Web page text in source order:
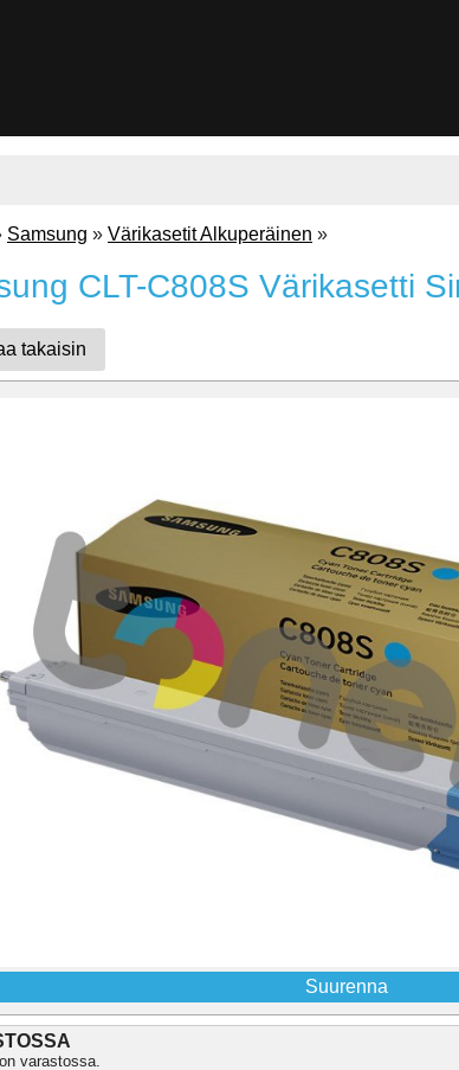
Samsung » Värikasetit Alkuperäinen »
CLT-C808S Värikasetti
takaisin
Suurenna
varastossa.